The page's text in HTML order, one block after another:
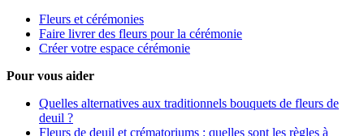
Fleurs et cérémonies
Faire livrer des fleurs pour la cérémonie
Créer votre espace cérémonie
Pour vous aider
Quelles alternatives aux traditionnels bouquets de fleurs de
deuil ?
Fleurs de deuil et crématoriums : quelles sont les règles à